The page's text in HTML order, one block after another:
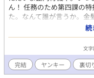
などを不足させてしまうと
は、父親がタヌキの妖怪で
ている。 ーーーーーーー
ージがいっぱい過ぎて進
いお話を 書き残していけ
るので、とりあえず15禁
たつ開き 寂寥の薄桜 狐と狸
ん！ 任務のため第四課の
た。なんて誰が言うか。金
だ...？ →ファンタジーで
15禁は保険です。 →いろ
しはしません。随分と昔
用してますので苦手な方
識はありませんのでフワッ
半端に連載凍結しています
続
文
完結 ヤンキー 裏切